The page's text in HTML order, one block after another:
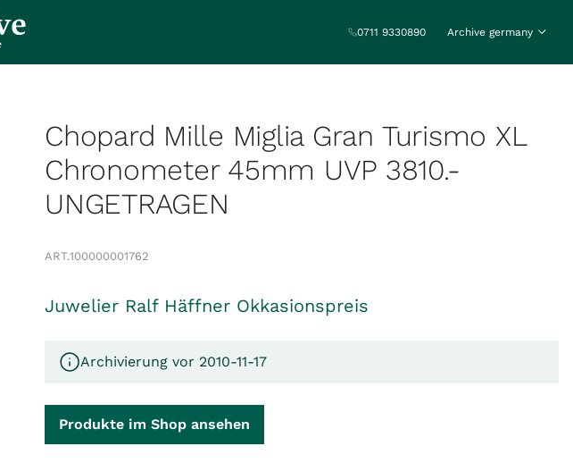
0711 9330890 Archive germany
Chopard Mille Miglia Gran Turismo XL
Chronometer 45mm UVP 3810.-
UNGETRAGEN
ART.100000001762
Juwelier Ralf Häffner Okkasionspreis
Archivierung vor 2010-11-17
Produkte im Shop ansehen